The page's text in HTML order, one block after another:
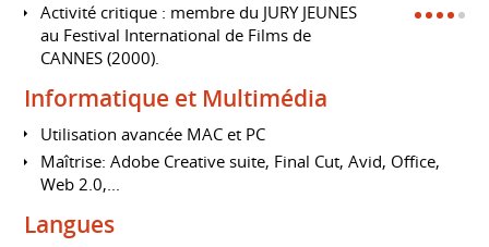
Activité critique : membre du JURY JEUNES
au Festival International de Films de
CANNES (2000).
Informatique et Multimédia
Utilisation avancée MAC et PC
Maîtrise: Adobe Creative suite, Final Cut, Avid, Office,
Web 2.0,...
Langues